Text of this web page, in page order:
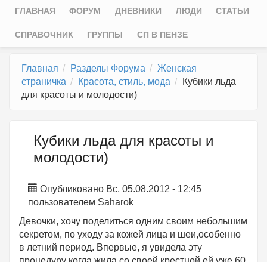
Главное меню
ГЛАВНАЯ ФОРУМ ДНЕВНИКИ ЛЮДИ СТАТЬИ
СПРАВОЧНИК ГРУППЫ СП В ПЕНЗЕ
Главная Разделы Форума
Женская
страничка
Красота, стиль, мода
Кубики льда
для красоты и молодости)
Кубики льда для красоты и
молодости)
Опубликовано Вс, 05.08.2012 - 12:45
пользователем Saharok
Девочки, хочу поделиться одним своим небольшим
секретом, по уходу за кожей лица и шеи,особенно
в летний период. Впервые, я увидела эту